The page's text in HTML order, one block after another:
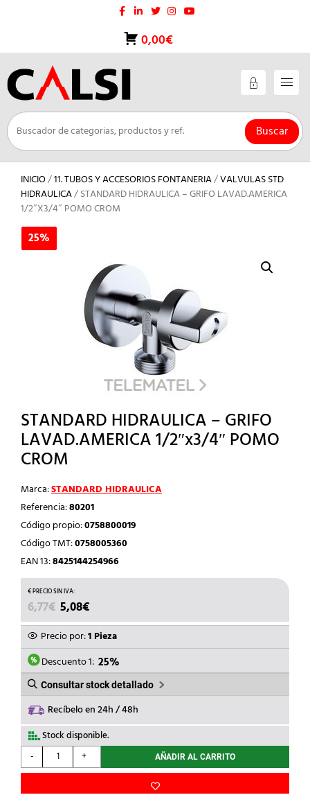
0,00€
Buscar
INICIO/11. TUBOS Y ACCESORIOS FONTANERIA/VALVULAS STD
HIDRAULICA/ STANDARD HIDRAULICA – GRIFO LAVAD.AMERICA
1/2″X3/4″ POMO CROM
25%
STANDARD HIDRAULICA – GRIFO
LAVAD.AMERICA 1/2″x3/4″ POMO
CROM
Marca:STANDARD HIDRAULICA
Referencia:80201
Código propio:0758800019
Código TMT:0758005360
EAN 13:8425144254966
6,77€ EL
PRECIO
ORIGINAL
ERA:
6,77€.
5,08€
PRECIO
ACTUAL
ES:
5,08€.
Precio por:1 Pieza
Descuento 1: 25%
Consultar stock detallado
Recíbelo en 24h / 48h
Stock disponible.
-
STANDARD
HIDRAULICA
+ AÑADIR AL CARRITO
25%